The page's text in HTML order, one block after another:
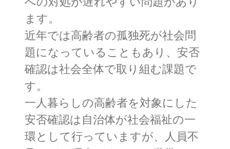
ます。
近年では高齢者の孤独死が社会問
題になっていることもあり、安否
確認は社会全体で取り組む課題で
す。
一人暮らしの高齢者を対象にした
安否確認は自治体が社会福祉の一
環として行っていますが、人員不